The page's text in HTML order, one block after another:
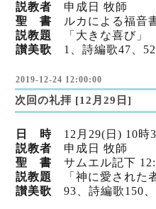
説教者 申成日 牧師
聖 書 ルカによる福音
説教題
「大きな喜び」
讃美歌 1、詩編歌47 、
2019-12-24 12:00:00
次回の礼拝 [12月29日]
日 時 12月29(日) 10時
説教者 申成日 牧師
聖 書 サムエル記下
説教題
「神に愛された
讃美歌 93、詩編歌150